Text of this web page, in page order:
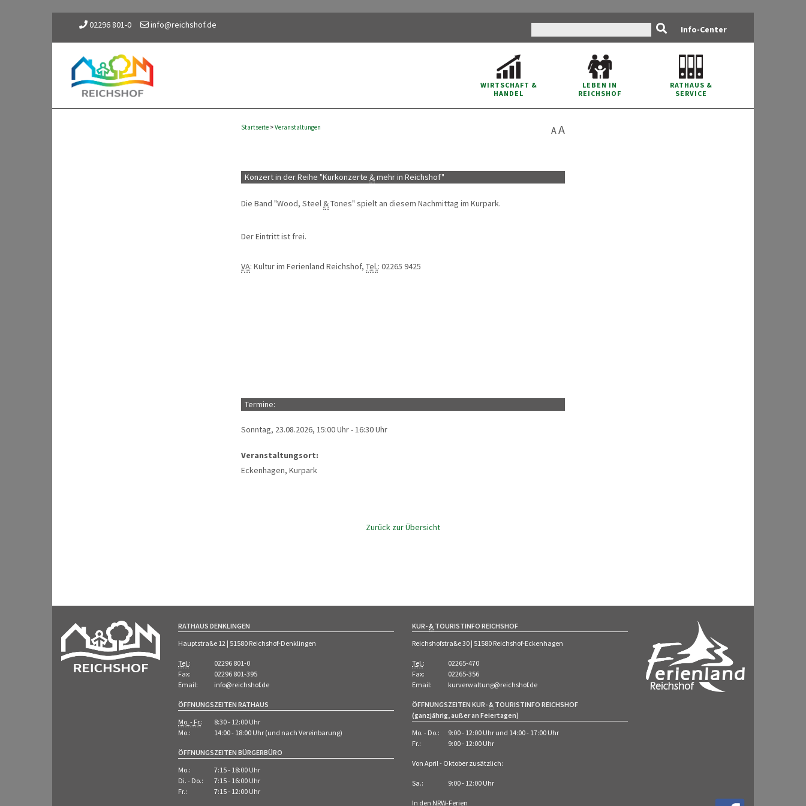
02296 801-0 info@reichshof.de Info-Center
WIRTSCHAFT &
HANDEL
LEBEN IN
REICHSHOF
RATHAUS &
SERVICE
AA
Startseite >Veranstaltungen
Konzert in der Reihe "Kurkonzerte &mehr in Reichshof"
Die Band "Wood, Steel &Tones" spielt an diesem Nachmittag im Kurpark.
Der Eintritt ist frei.
VA: Kultur im Ferienland Reichshof, Tel.: 02265 9425
Termine:
Sonntag, 23.08.2026, 15:00 Uhr - 16:30 Uhr
Veranstaltungsort:
Eckenhagen, Kurpark
Zurück zur Übersicht
RATHAUS DENKLINGEN
Hauptstraße 12 | 51580 Reichshof-Denklingen
Tel.:
02296 801-0
Fax:
02296 801-395
Email:
info@reichshof.de
ÖFFNUNGSZEITEN RATHAUS
Mo. - Fr.:
8:30 - 12:00 Uhr
Mo.:
14:00 - 18:00 Uhr (und nach Vereinbarung)
ÖFFNUNGSZEITEN BÜRGERBÜRO
Mo.:
7:15 - 18:00 Uhr
Di. - Do.:
7:15 - 16:00 Uhr
Fr.:
7:15 - 12:00 Uhr
KUR-& TOURISTINFO REICHSHOF
Reichshofstraße 30 | 51580 Reichshof-Eckenhagen
Tel.:
02265-470
Fax:
02265-356
Email:
kurverwaltung@reichshof.de
ÖFFNUNGSZEITEN KUR-& TOURISTINFO REICHSHOF
(ganzjährig, außer an Feiertagen)
Mo. - Do.:
9:00 - 12:00 Uhr und 14:00 - 17:00 Uhr
Fr.:
9:00 - 12:00 Uhr
Von April - Oktober zusätzlich:
Sa.: 9:00 - 12:00 Uhr
In den NRW-Ferien